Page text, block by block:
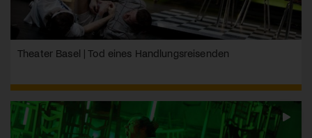
Theater Basel | Tod eines Handlungsreisenden